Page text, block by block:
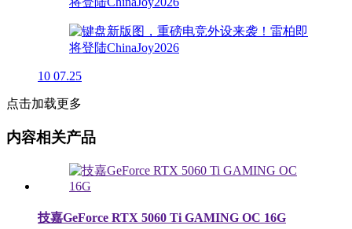
10 07.25
点击加载更多
内容相关产品
技嘉GeForce RTX 5060 Ti GAMING OC 16G